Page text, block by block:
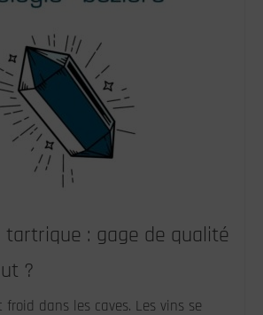
tartrique : gage de qualité
?
froid dans les caves. Les vins se